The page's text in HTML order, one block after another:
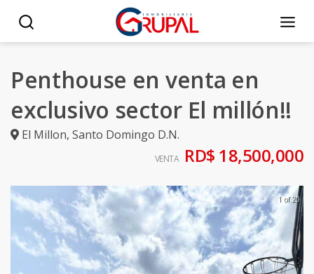
Penthouse en venta en
exclusivo sector El millón!!
El Millon, Santo Domingo D.N.
VENTA RD$ 18,500,000
1 of 20